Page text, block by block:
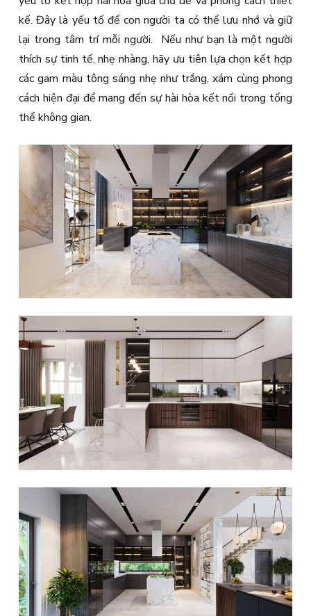
kế. Đây là yếu tố để con người ta có thể lưu nhớ và giữ
lại trong tâm trí mỗi người. Nếu như bạn là một người
thích sự tinh tế, nhẹ nhàng, hãy ưu tiên lựa chọn kết hợp
các gam màu tông sáng nhẹ như trắng, xám cùng phong
cách hiện đại để mang đến sự hài hòa kết nối trong tổng
thể không gian.